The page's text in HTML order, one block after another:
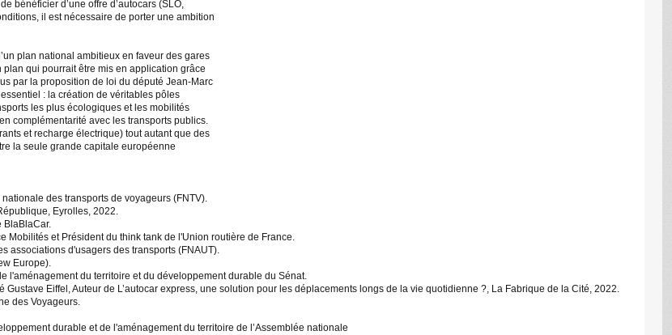
bénéficier d’une offre d’autocars (SLO,
il est nécessaire de porter une ambition
plan national ambitieux en faveur des gares
qui pourrait être mis en application grâce
par la proposition de loi du député Jean-Marc
: la création de véritables pôles
les plus écologiques et les mobilités
complémentarité avec les transports publics.
et recharge électrique) tout autant que des
la seule grande capitale européenne
des transports de voyageurs (FNTV).
Eyrolles, 2022.
BlaBlaCar.
Mobilités et Président du think tank de l'Union routière de France.
associations d'usagers des transports (FNAUT).
Europe).
l'aménagement du territoire et du développement durable du Sénat.
Eiffel, Auteur de L’autocar express, une solution pour les déplacements longs de la vie quotidienne ?, La Fabrique de la Cité, 2022.
des Voyageurs.
durable et de l'aménagement du territoire de l’Assemblée nationale